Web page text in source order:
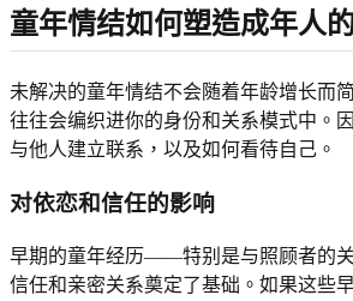
童年情结如何塑造成年人
未解决的童年情结不会随着年龄增长而
往往会编织进你的身份和关系模式中。
与他人建立联系，以及如何看待自己。
对依恋和信任的影响
早期的童年经历——特别是与照顾者的
信任和亲密关系奠定了基础。如果这些